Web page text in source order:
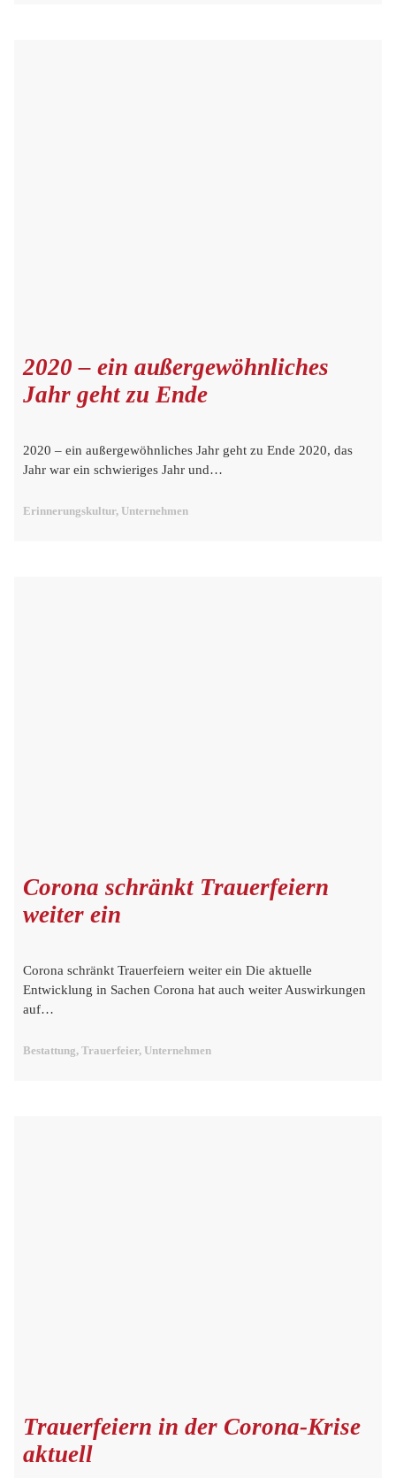
2020 – ein außergewöhnliches
Jahr geht zu Ende
2020 – ein außergewöhnliches Jahr geht zu Ende 2020, das
Jahr war ein schwieriges Jahr und…
Erinnerungskultur, Unternehmen
Corona schränkt Trauerfeiern
weiter ein
Corona schränkt Trauerfeiern weiter ein Die aktuelle
Entwicklung in Sachen Corona hat auch weiter Auswirkungen
auf…
Bestattung, Trauerfeier, Unternehmen
Trauerfeiern in der Corona-Krise
aktuell